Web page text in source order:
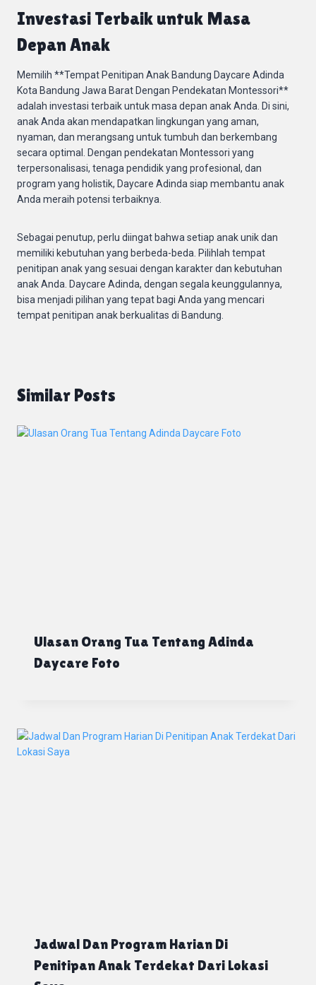
Investasi Terbaik untuk Masa
Depan Anak
Memilih **Tempat Penitipan Anak Bandung Daycare Adinda
Kota Bandung Jawa Barat Dengan Pendekatan Montessori**
adalah investasi terbaik untuk masa depan anak Anda. Di sini,
anak Anda akan mendapatkan lingkungan yang aman,
nyaman, dan merangsang untuk tumbuh dan berkembang
secara optimal. Dengan pendekatan Montessori yang
terpersonalisasi, tenaga pendidik yang profesional, dan
program yang holistik, Daycare Adinda siap membantu anak
Anda meraih potensi terbaiknya.
Sebagai penutup, perlu diingat bahwa setiap anak unik dan
memiliki kebutuhan yang berbeda-beda. Pilihlah tempat
penitipan anak yang sesuai dengan karakter dan kebutuhan
anak Anda. Daycare Adinda, dengan segala keunggulannya,
bisa menjadi pilihan yang tepat bagi Anda yang mencari
tempat penitipan anak berkualitas di Bandung.
Similar Posts
Ulasan Orang Tua Tentang Adinda
Daycare Foto
Jadwal Dan Program Harian Di
Penitipan Anak Terdekat Dari Lokasi